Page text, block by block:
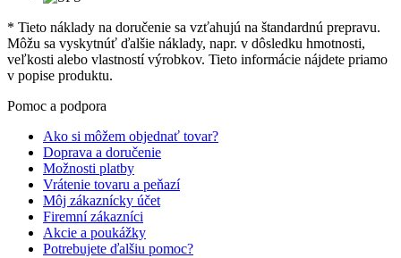
* Tieto náklady na doručenie sa vzťahujú na štandardnú prepravu.
Môžu sa vyskytnúť ďalšie náklady, napr. v dôsledku hmotnosti,
veľkosti alebo vlastností výrobkov. Tieto informácie nájdete priamo
v popise produktu.
Pomoc a podpora
Ako si môžem objednať tovar?
Doprava a doručenie
Možnosti platby
Vrátenie tovaru a peňazí
Môj zákaznícky účet
Firemní zákazníci
Akcie a poukážky
Potrebujete ďalšiu pomoc?